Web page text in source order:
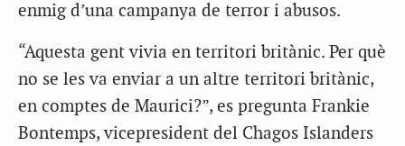
enmig d’una campanya de terror i abusos.
“Aquesta gent vivia en territori britànic. Per què
no se les va enviar a un altre territori britànic,
en comptes de Maurici?”, es pregunta Frankie
Bontemps, vicepresident del Chagos Islanders